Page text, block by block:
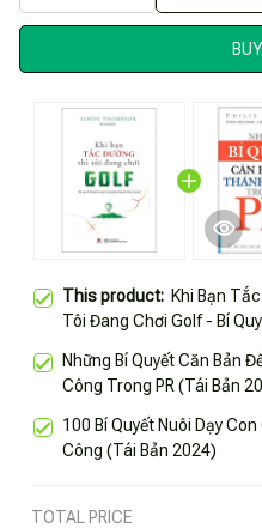
This product: Khi Bạn
Tôi Đang Chơi Golf - Bí
(Tái Bản 2025)
Những Bí Quyết Căn Bản
Công Trong PR (Tái Bản
100 Bí Quyết Nuôi Dạy
Công (Tái Bản 2024)
TOTAL PRICE